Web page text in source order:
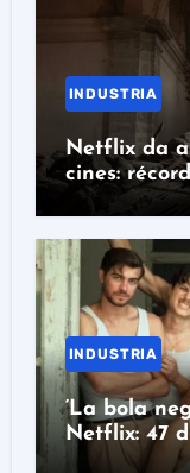
INDUSTRIA
Netflix da a
cines:
Oscar
INDUSTRIA
‘La bola
Netflix: 47
Oscar